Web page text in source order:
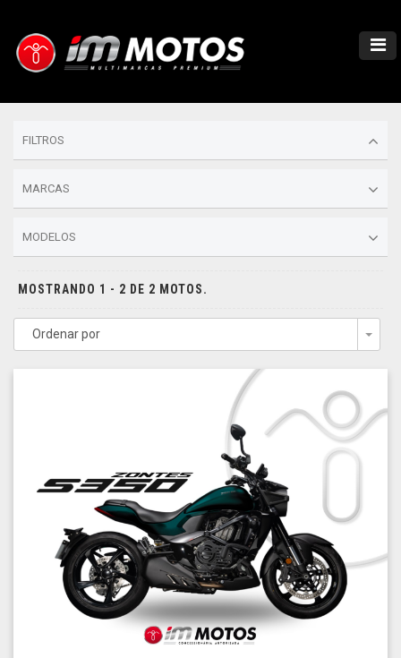
FILTROS
MARCAS
MODELOS
MOSTRANDO 1 - 2 DE 2 MOTOS.
Ordenar por